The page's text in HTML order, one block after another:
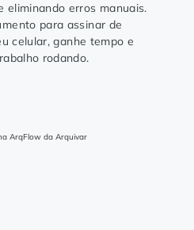
eliminando erros manuais.
para assinar de
celular, ganhe tempo e
rodando.